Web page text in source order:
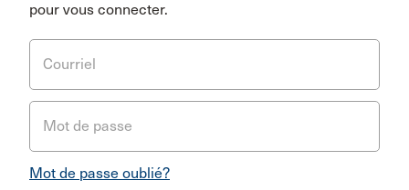
pour vous connecter.
Courriel
Mot de passe
Mot de passe oublié?